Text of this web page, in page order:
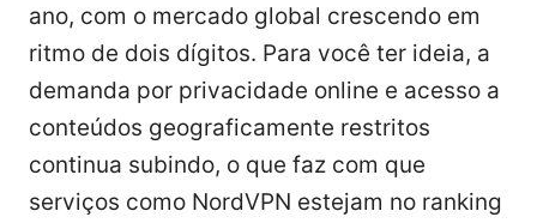
ano, com o mercado global crescendo em
ritmo de dois dígitos. Para você ter ideia, a
demanda por privacidade online e acesso a
conteúdos geograficamente restritos
continua subindo, o que faz com que
serviços como NordVPN estejam no ranking